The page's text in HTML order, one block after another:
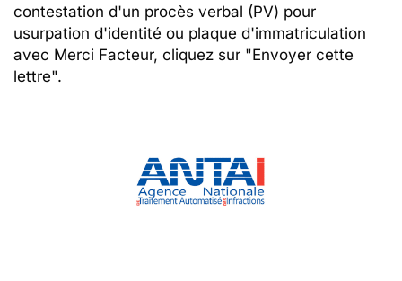
contestation d'un procès verbal (PV) pour
usurpation d'identité ou plaque d'immatriculation
avec Merci Facteur, cliquez sur "Envoyer cette
lettre".